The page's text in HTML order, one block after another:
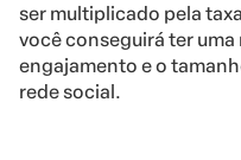
ser multiplicado pela
você conseguirá ter
engajamento e o
rede social.